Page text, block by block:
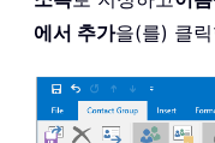
에서 추가을(를) 클릭